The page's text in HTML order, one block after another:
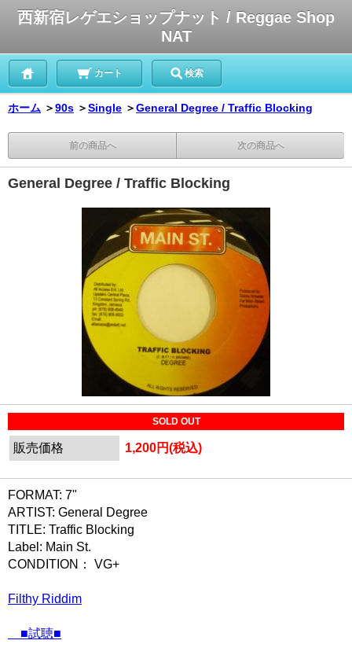
西新宿レゲエショップナット / Reggae Shop
NAT
カート 検索
ホーム ＞90s ＞Single ＞General Degree / Traffic Blocking
前の商品へ 次の商品へ
General Degree / Traffic Blocking
SOLD OUT
販売価格 1,200円(税込)
FORMAT: 7"
ARTIST: General Degree
TITLE: Traffic Blocking
Label: Main St.
CONDITION： VG+
Filthy Riddim
■試聴■